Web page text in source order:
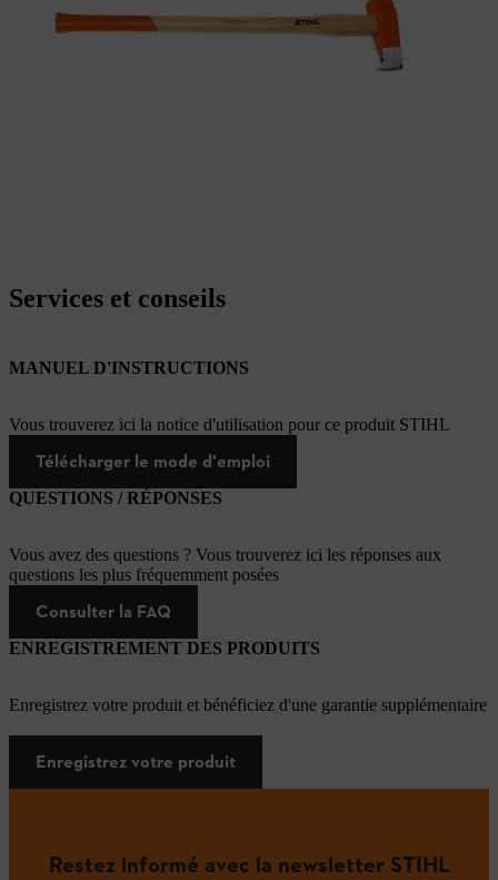
Services et conseils
MANUEL D'INSTRUCTIONS
Vous trouverez ici la notice d'utilisation pour ce produit STIHL
Télécharger le mode d'emploi
QUESTIONS / RÉPONSES
Vous avez des questions ? Vous trouverez ici les réponses aux
questions les plus fréquemment posées
Consulter la FAQ
ENREGISTREMENT DES PRODUITS
Enregistrez votre produit et bénéficiez d'une garantie supplémentaire
Enregistrez votre produit
Restez informé avec la newsletter STIHL